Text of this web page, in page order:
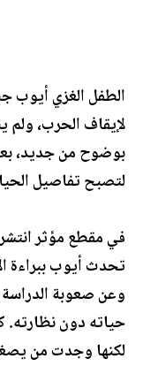
الطفل الغزي أيوب
لإيقاف الحرب، ولم
بوضوح من جديد،
لتصبح تفاصيل
في مقطع مؤثر
تحدث أيوب ببراءة
وعن صعوبة
حياته دون
لكنها وجدت من